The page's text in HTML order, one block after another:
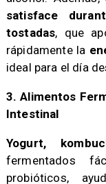
satisface
tostadas, que
rápidamente la
ideal para el día
3. Alimentos
Intestinal
Yogurt,
fermentados
probióticos,